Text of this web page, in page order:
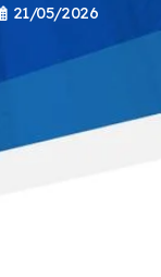
21/05/2026